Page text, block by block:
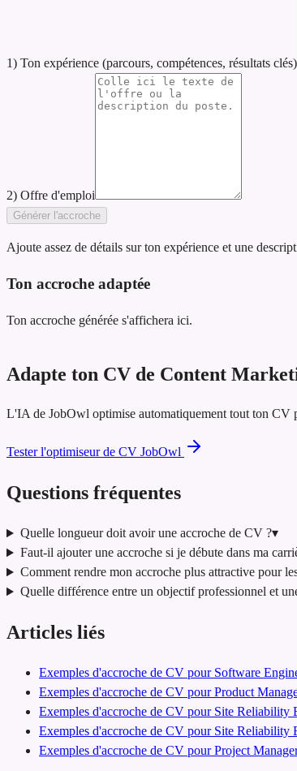
1) Ton expérience (parcours, compétences, résultats clés)
2) Offre d'emploi
Générer l'accroche
Ajoute assez de détails sur ton expérience et une
Ton accroche adaptée
Ton accroche générée s'affichera ici.
Adapte ton CV de Content
L'IA de JobOwl optimise automatiquement tout ton CV
Tester l'optimiseur de CV JobOwl
Questions fréquentes
Quelle longueur doit avoir une accroche de CV ?▾
Faut-il ajouter une accroche si je débute dans ma
Comment rendre mon accroche plus attractive pour
Quelle différence entre un objectif professionnel et
Articles liés
Exemples d'accroche de CV pour Software
Exemples d'accroche de CV pour Product
Exemples d'accroche de CV pour Site Reliability
Exemples d'accroche de CV pour Site Reliability
Exemples d'accroche de CV pour Project